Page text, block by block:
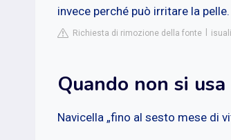
invece perché può irritare la
Richiesta di rimozione della fonte
Quando non si
Navicella „fino al sesto mese di